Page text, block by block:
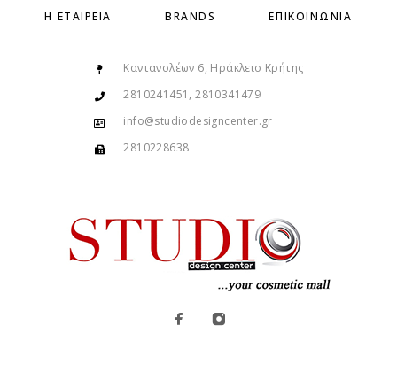
Η ΕΤΑΙΡΕΊΑ BRANDS ΕΠΙΚΟΙΝΩΝΊΑ
Καντανολέων 6, Ηράκλειο Κρήτης
2810241451, 2810341479
info@studiodesigncenter.gr
2810228638